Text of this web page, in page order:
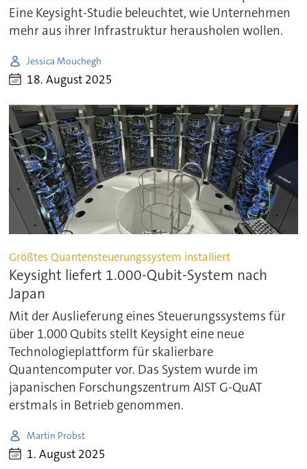
Eine Keysight-Studie beleuchtet, wie Unternehmen
mehr aus ihrer Infrastruktur herausholen wollen.
Jessica Mouchegh
18. August 2025
Größtes Quantensteuerungssystem installiert
Keysight liefert 1.000-Qubit-System nach
Japan
Mit der Auslieferung eines Steuerungssystems für
über 1.000 Qubits stellt Keysight eine neue
Technologieplattform für skalierbare
Quantencomputer vor. Das System wurde im
japanischen Forschungszentrum AIST G-QuAT
erstmals in Betrieb genommen.
Martin Probst
1. August 2025